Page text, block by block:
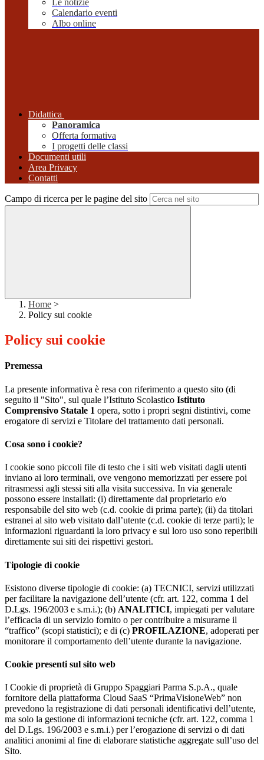
Le notizie
Calendario eventi
Albo online
Didattica
Panoramica
Offerta formativa
I progetti delle classi
Documenti utili
Area Privacy
Contatti
Campo di ricerca per le pagine del sito
Home >
Policy sui cookie
Policy sui cookie
Premessa
La presente informativa è resa con riferimento a questo sito (di
seguito il "Sito", sul quale l’Istituto Scolastico Istituto
Comprensivo Statale 1 opera, sotto i propri segni distintivi, come
erogatore di servizi e Titolare del trattamento dati personali.
Cosa sono i cookie?
I cookie sono piccoli file di testo che i siti web visitati dagli utenti
inviano ai loro terminali, ove vengono memorizzati per essere poi
ritrasmessi agli stessi siti alla visita successiva. In via generale
possono essere installati: (i) direttamente dal proprietario e/o
responsabile del sito web (c.d. cookie di prima parte); (ii) da titolari
estranei al sito web visitato dall’utente (c.d. cookie di terze parti); le
informazioni riguardanti la loro privacy e sul loro uso sono reperibili
direttamente sui siti dei rispettivi gestori.
Tipologie di cookie
Esistono diverse tipologie di cookie: (a) TECNICI, servizi utilizzati
per facilitare la navigazione dell’utente (cfr. art. 122, comma 1 del
D.Lgs. 196/2003 e s.m.i.); (b) ANALITICI, impiegati per valutare
l’efficacia di un servizio fornito o per contribuire a misurarne il
“traffico” (scopi statistici); e di (c) PROFILAZIONE, adoperati per
monitorare il comportamento dell’utente durante la navigazione.
Cookie presenti sul sito web
I Cookie di proprietà di Gruppo Spaggiari Parma S.p.A., quale
fornitore della piattaforma Cloud SaaS “PrimaVisioneWeb” non
prevedono la registrazione di dati personali identificativi dell’utente,
ma solo la gestione di informazioni tecniche (cfr. art. 122, comma 1
del D.Lgs. 196/2003 e s.m.i.) per l’erogazione di servizi o di dati
analitici anonimi al fine di elaborare statistiche aggregate sull’uso del
Sito.